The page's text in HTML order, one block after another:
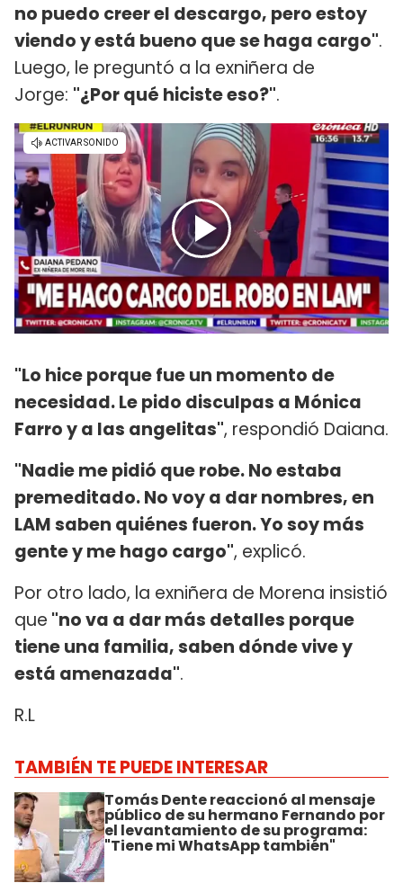
no puedo creer el descargo, pero estoy
viendo y está bueno que se haga cargo".
Luego, le preguntó a la exniñera de
Jorge: "¿Por qué hiciste eso?".
"Lo hice porque fue un momento de
necesidad. Le pido disculpas a Mónica
Farro y a las angelitas", respondió Daiana.
"Nadie me pidió que robe. No estaba
premeditado. No voy a dar nombres, en
LAM saben quiénes fueron. Yo soy más
gente y me hago cargo", explicó.
Por otro lado, la exniñera de Morena insistió
que "no va a dar más detalles porque
tiene una familia, saben dónde vive y
está amenazada".
R.L
TAMBIÉN TE PUEDE INTERESAR
Tomás Dente reaccionó al mensaje
público de su hermano Fernando por
el levantamiento de su programa:
"Tiene mi WhatsApp también"